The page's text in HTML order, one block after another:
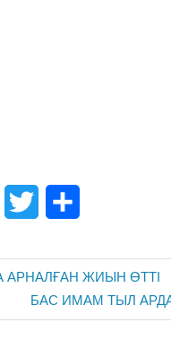
Messenger
Twitter
АРНАЛҒАН ЖИЫН ӨТТІ
Next
Post:
БАС ИМАМ ТЫЛ